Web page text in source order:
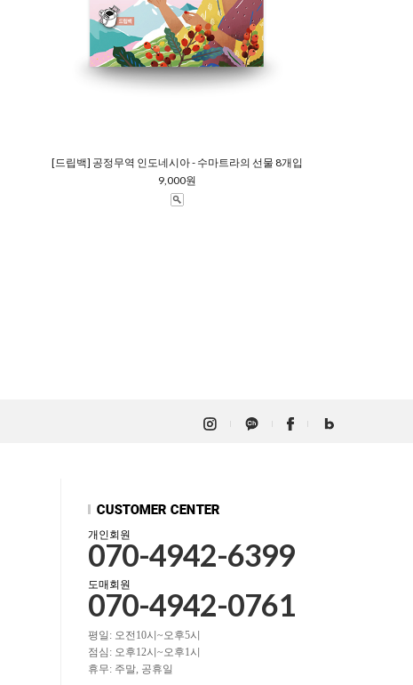
[드립백] 공정무역 인도네시아 - 수마트라의 선물 8개입
9,000원
개인회원
070-4942-6399
도매회원
070-4942-0761
평일: 오전10시~오후5시
점심: 오후12시~오후1시
휴무: 주말, 공휴일